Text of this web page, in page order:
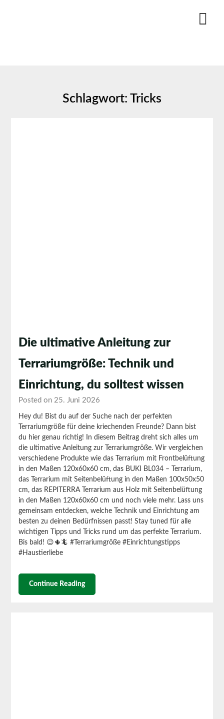
Schlagwort: Tricks
Die ultimative Anleitung zur
Terrariumgröße: Technik und
Einrichtung, du solltest wissen
Posted on 25. Juni 2026
Hey du! Bist du auf der Suche nach der perfekten
Terrariumgröße für deine kriechenden Freunde? Dann bist
du hier genau richtig! In diesem Beitrag dreht sich alles um
die ultimative Anleitung zur Terrariumgröße. Wir vergleichen
verschiedene Produkte wie das Terrarium mit Frontbelüftung
in den Maßen 120x60x60 cm, das BUKI BL034 – Terrarium,
das Terrarium mit Seitenbelüftung in den Maßen 100x50x50
cm, das REPITERRA Terrarium aus Holz mit Seitenbelüftung
in den Maßen 120x60x60 cm und noch viele mehr. Lass uns
gemeinsam entdecken, welche Technik und Einrichtung am
besten zu deinen Bedürfnissen passt! Stay tuned für alle
wichtigen Tipps und Tricks rund um das perfekte Terrarium.
Bis bald! 😉🌵🦎 #Terrariumgröße #Einrichtungstipps
#Haustierliebe
Continue Reading